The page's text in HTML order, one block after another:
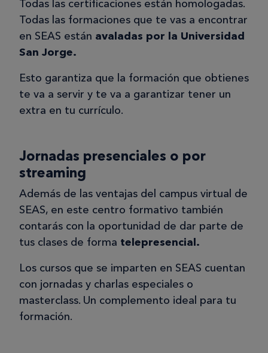
Todas las certificaciones están homologadas.
Todas las formaciones que te vas a encontrar
en SEAS están avaladas por la Universidad
San Jorge.
Esto garantiza que la formación que obtienes
te va a servir y te va a garantizar tener un
extra en tu currículo.
Jornadas presenciales o por
streaming
Además de las ventajas del campus virtual de
SEAS, en este centro formativo también
contarás con la oportunidad de dar parte de
tus clases de forma telepresencial.
Los cursos que se imparten en SEAS cuentan
con jornadas y charlas especiales o
masterclass. Un complemento ideal para tu
formación.